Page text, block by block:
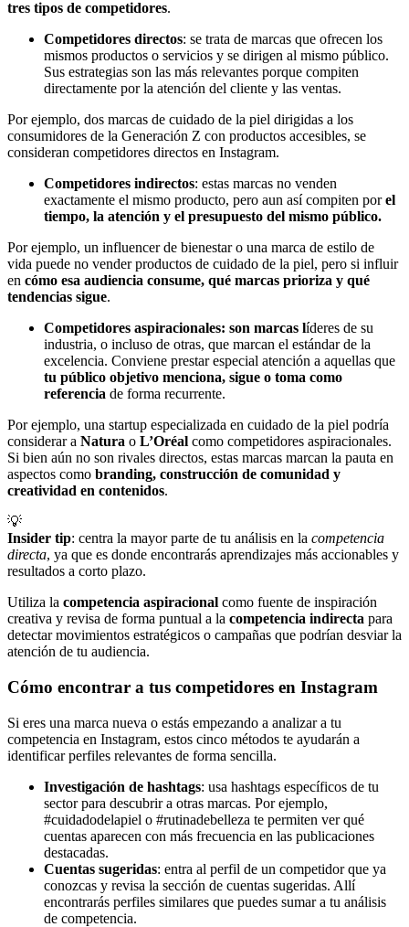
tres tipos de competidores.
Competidores directos: se trata de marcas que ofrecen los
mismos productos o servicios y se dirigen al mismo público.
Sus estrategias son las más relevantes porque compiten
directamente por la atención del cliente y las ventas.
Por ejemplo, dos marcas de cuidado de la piel dirigidas a los
consumidores de la Generación Z con productos accesibles, se
consideran competidores directos en Instagram.
Competidores indirectos: estas marcas no venden
exactamente el mismo producto, pero aun así compiten porel
tiempo, la atención y el presupuesto del mismo público.
Por ejemplo, un influencer de bienestar o una marca de estilo de
vida puede no vender productos de cuidado de la piel, pero si influir
en cómo esa audiencia consume, qué marcas prioriza y qué
tendencias sigue.
Competidores aspiracionales: son marcas líderes de su
industria, o incluso de otras, que marcan el estándar de la
excelencia. Conviene prestar especial atención a aquellas que
tu público objetivo menciona, sigue o toma como
referencia de forma recurrente.
Por ejemplo, una startup especializada en cuidado de la piel podría
considerar a Natura o L’Oréal como competidores aspiracionales.
Si bien aún no son rivales directos, estas marcas marcan la pauta en
aspectos como branding, construcción de comunidad y
creatividad en contenidos.
💡
Insider tip: centra la mayor parte de tu análisis en la competencia
directa, ya que es donde encontrarás aprendizajes más accionables y
resultados a corto plazo.
Utiliza la competencia aspiracional como fuente de inspiración
creativa y revisa de forma puntual a la competencia indirecta para
detectar movimientos estratégicos o campañas que podrían desviar la
atención de tu audiencia.
Cómo encontrar a tus competidores en Instagram
Si eres una marca nueva o estás empezando a analizar a tu
competencia en Instagram, estos cinco métodos te ayudarán a
identificar perfiles relevantes de forma sencilla.
Investigación de hashtags: usa hashtags específicos de tu
sector para descubrir a otras marcas. Por ejemplo,
#cuidadodelapiel o #rutinadebelleza te permiten ver qué
cuentas aparecen con más frecuencia en las publicaciones
destacadas.
Cuentas sugeridas: entra al perfil de un competidor que ya
conozcas y revisa la sección de cuentas sugeridas. Allí
encontrarás perfiles similares que puedes sumar a tu análisis
de competencia.